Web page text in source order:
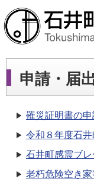
申請・届出
罹災証明書の
令和８年度石
石井町感震ブ
老朽危険空き